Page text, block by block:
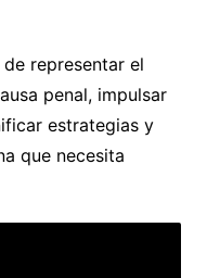
representar el
penal, impulsar
estrategias y
que necesita